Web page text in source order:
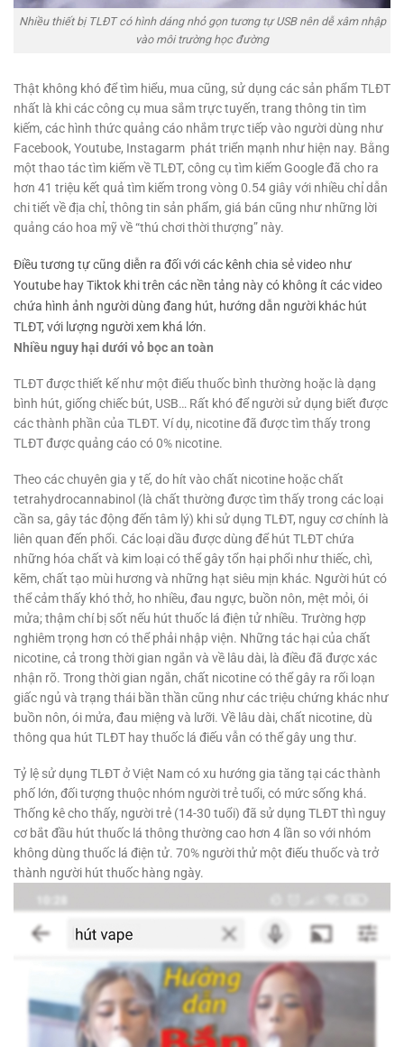
Nhiều thiết bị TLĐT có hình dáng nhỏ gọn tương tự USB nên dễ xâm nhập
vào môi trường học đường
Thật không khó để tìm hiểu, mua cũng, sử dụng các sản phẩm TLĐT
nhất là khi các công cụ mua sắm trực tuyến, trang thông tin tìm
kiếm, các hình thức quảng cáo nhắm trực tiếp vào người dùng như
Facebook, Youtube, Instagarm phát triển mạnh như hiện nay. Bằng
một thao tác tìm kiếm về TLĐT, công cụ tìm kiếm Google đã cho ra
hơn 41 triệu kết quả tìm kiếm trong vòng 0.54 giây với nhiều chỉ dẫn
chi tiết về địa chỉ, thông tin sản phẩm, giá bán cũng như những lời
quảng cáo hoa mỹ về “thú chơi thời thượng” này.
Điều tương tự cũng diễn ra đối với các kênh chia sẻ video như
Youtube hay Tiktok khi trên các nền tảng này có không ít các video
chứa hình ảnh người dùng đang hút, hướng dẫn người khác hút
TLĐT, với lượng người xem khá lớn.
Nhiều nguy hại dưới vỏ bọc an toàn
TLĐT được thiết kế như một điếu thuốc bình thường hoặc là dạng
bình hút, giống chiếc bút, USB… Rất khó để người sử dụng biết được
các thành phần của TLĐT. Ví dụ, nicotine đã được tìm thấy trong
TLĐT được quảng cáo có 0% nicotine.
Theo các chuyên gia y tế, do hít vào chất nicotine hoặc chất
tetrahydrocannabinol (là chất thường được tìm thấy trong các loại
cần sa, gây tác động đến tâm lý) khi sử dụng TLĐT, nguy cơ chính là
liên quan đến phổi. Các loại dầu được dùng để hút TLĐT chứa
những hóa chất và kim loại có thể gây tổn hại phổi như thiếc, chì,
kẽm, chất tạo mùi hương và những hạt siêu mịn khác. Người hút có
thể cảm thấy khó thở, ho nhiều, đau ngực, buồn nôn, mệt mỏi, ói
mửa; thậm chí bị sốt nếu hút thuốc lá điện tử nhiều. Trường hợp
nghiêm trọng hơn có thể phải nhập viện. Những tác hại của chất
nicotine, cả trong thời gian ngắn và về lâu dài, là điều đã được xác
nhận rõ. Trong thời gian ngắn, chất nicotine có thể gây ra rối loạn
giấc ngủ và trạng thái bần thần cũng như các triệu chứng khác như
buồn nôn, ói mửa, đau miệng và lưỡi. Về lâu dài, chất nicotine, dù
thông qua hút TLĐT hay thuốc lá điếu vẫn có thể gây ung thư.
Tỷ lệ sử dụng TLĐT ở Việt Nam có xu hướng gia tăng tại các thành
phố lớn, đối tượng thuộc nhóm người trẻ tuổi, có mức sống khá.
Thống kê cho thấy, người trẻ (14-30 tuổi) đã sử dụng TLĐT thì nguy
cơ bắt đầu hút thuốc lá thông thường cao hơn 4 lần so với nhóm
không dùng thuốc lá điện tử. 70% người thử một điếu thuốc và trở
thành người hút thuốc hàng ngày.